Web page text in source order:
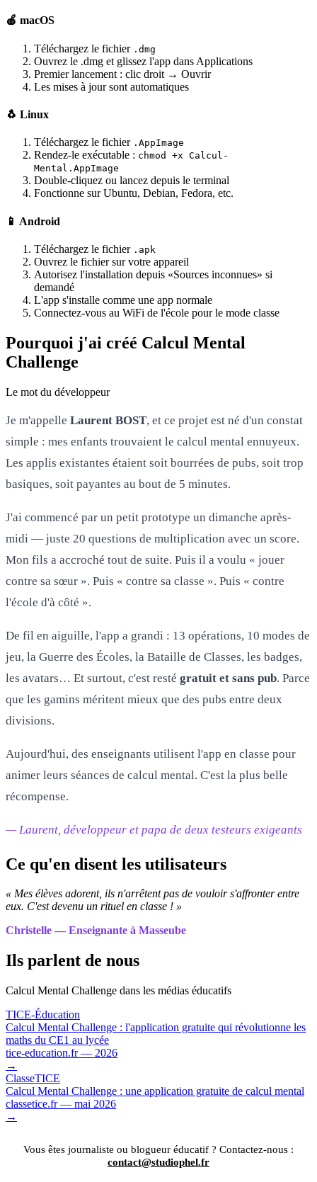
🍎 macOS
Téléchargez le fichier .dmg
Ouvrez le .dmg et glissez l'app dans Applications
Premier lancement : clic droit → Ouvrir
Les mises à jour sont automatiques
🐧 Linux
Téléchargez le fichier .AppImage
Rendez-le exécutable : chmod +x Calcul-
Mental.AppImage
Double-cliquez ou lancez depuis le terminal
Fonctionne sur Ubuntu, Debian, Fedora, etc.
📱 Android
Téléchargez le fichier .apk
Ouvrez le fichier sur votre appareil
Autorisez l'installation depuis «Sources inconnues» si
demandé
L'app s'installe comme une app normale
Connectez-vous au WiFi de l'école pour le mode classe
Pourquoi j'ai créé Calcul Mental
Challenge
Le mot du développeur
Je m'appelle Laurent BOST, et ce projet est né d'un constat
simple : mes enfants trouvaient le calcul mental ennuyeux.
Les applis existantes étaient soit bourrées de pubs, soit trop
basiques, soit payantes au bout de 5 minutes.
J'ai commencé par un petit prototype un dimanche après-
midi — juste 20 questions de multiplication avec un score.
Mon fils a accroché tout de suite. Puis il a voulu « jouer
contre sa sœur ». Puis « contre sa classe ». Puis « contre
l'école d'à côté ».
De fil en aiguille, l'app a grandi : 13 opérations, 10 modes de
jeu, la Guerre des Écoles, la Bataille de Classes, les badges,
les avatars… Et surtout, c'est resté gratuit et sans pub. Parce
que les gamins méritent mieux que des pubs entre deux
divisions.
Aujourd'hui, des enseignants utilisent l'app en classe pour
animer leurs séances de calcul mental. C'est la plus belle
récompense.
— Laurent, développeur et papa de deux testeurs exigeants
Ce qu'en disent les utilisateurs
« Mes élèves adorent, ils n'arrêtent pas de vouloir s'affronter entre
eux. C'est devenu un rituel en classe ! »
Christelle — Enseignante à Masseube
Ils parlent de nous
Calcul Mental Challenge dans les médias éducatifs
TICE-Éducation
Calcul Mental Challenge : l'application gratuite qui révolutionne les
maths du CE1 au lycée
tice-education.fr — 2026
→
ClasseTICE
Calcul Mental Challenge : une application gratuite de calcul mental
classetice.fr — mai 2026
→
Vous êtes journaliste ou blogueur éducatif ? Contactez-nous :
contact@studiophel.fr